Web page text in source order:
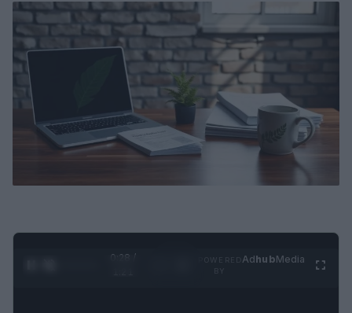
0:29 /
AdhubMedia